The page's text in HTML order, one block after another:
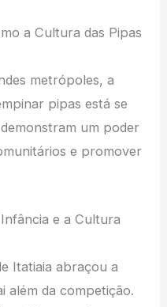
a Cultura das Pipas
metrópoles, a
pipas está se
um poder
e promover
e a Cultura
Itatiaia abraçou a
além da competição.